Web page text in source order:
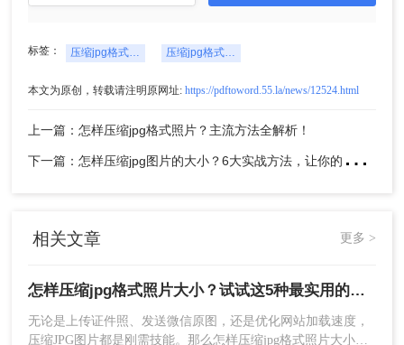
3、图片除了压缩之外还可以转换输出格式哦，压缩
程度也是可以调整的。
4、图片上传后点击开始转换。
标签： 压缩jpg格式照片大小 压缩jpg格式照片
本文为原创，转载请注明原网址: https://pdftoword.55.la/news/12524.html
上一篇：怎样压缩jpg格式照片？主流方法全解析！
下
一篇：怎样压缩jpg图片的大小？6大实战方法，让你的图片"瘦身"成功！
相关文章 更多 >
怎样压缩jpg格式照片大小？试试这5种最实用的JPG压缩方法！
无论是上传证件照、发送微信原图，还是优化网站加载速度，
压缩JPG图片都是刚需技能。那么怎样压缩jpg格式照片大小